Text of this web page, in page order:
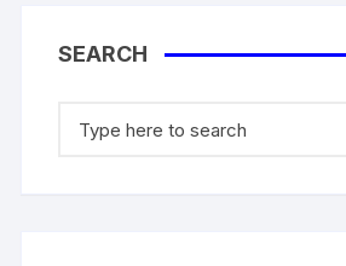
SEARCH
for: